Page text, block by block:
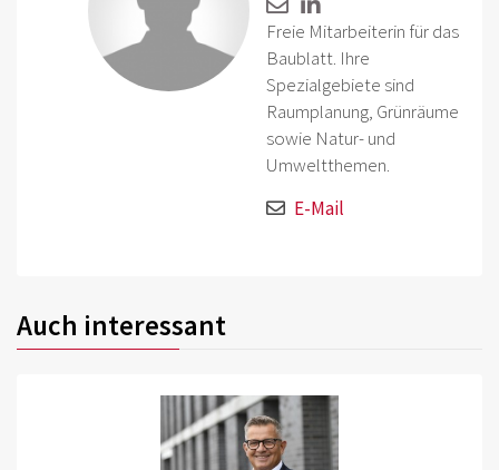
Freie Mitarbeiterin für das
Baublatt. Ihre
Spezialgebiete sind
Raumplanung, Grünräume
sowie Natur- und
Umweltthemen.
E-Mail
Auch interessant